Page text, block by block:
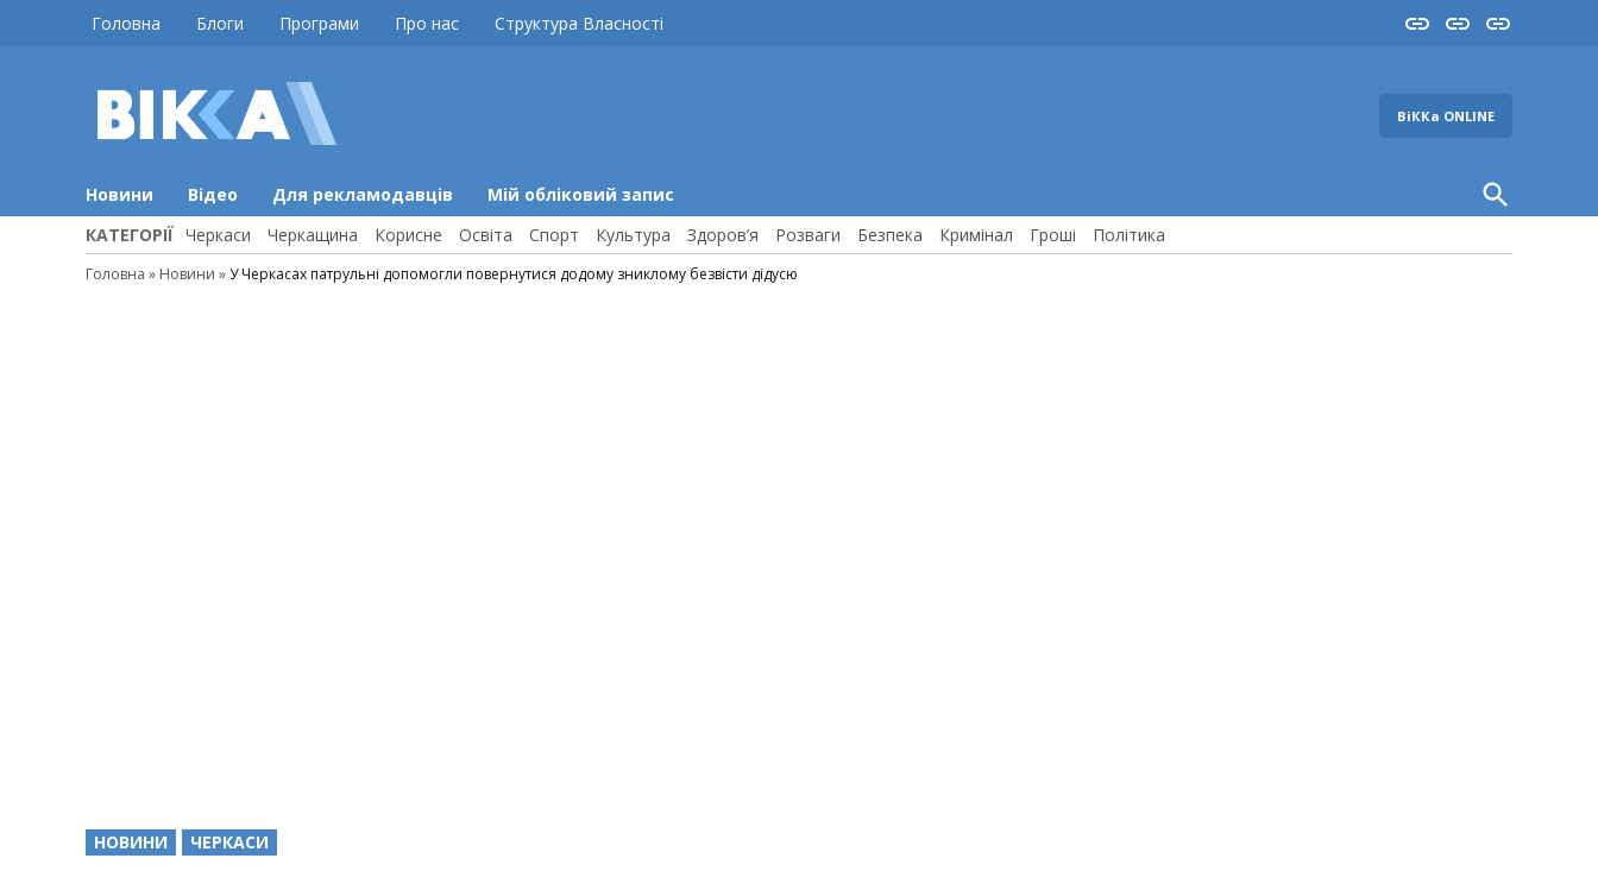
Головна Блоги Програми Про нас Структура Власності InstaYouTube
FB
ВіККа ONLINE
Новини Відео Для рекламодавців Мій обліковий запис
Open
Search
КАТЕГОРІЇ Черкаси Черкащина Корисне Освіта Спорт Культура Здоров’я Розваги Безпека Кримінал Гроші Політика
Головна » Новини »У Черкасах патрульні допомогли повернутися додому зниклому безвісти дідусю
POSTED
IN
НОВИНИ ЧЕРКАСИ